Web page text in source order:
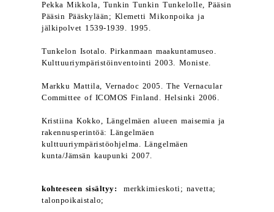
Pekka Mikkola, Tunkin Tunkin Tunkelolle, Pääsin
Pääsin Pääskylään; Klemetti Mikonpoika ja
jälkipolvet 1539-1939. 1995.
Tunkelon Isotalo. Pirkanmaan maakuntamuseo.
Kulttuuriympäristöinventointi 2003. Moniste.
Markku Mattila, Vernadoc 2005. The Vernacular
Committee of ICOMOS Finland. Helsinki 2006.
Kristiina Kokko, Längelmäen alueen maisemia ja
rakennusperintöä: Längelmäen
kulttuuriympäristöohjelma. Längelmäen
kunta/Jämsän kaupunki 2007.
kohteeseen sisältyy: merkkimieskoti; navetta;
talonpoikaistalo;